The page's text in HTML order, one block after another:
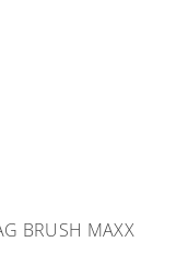
BRUSH MAXX